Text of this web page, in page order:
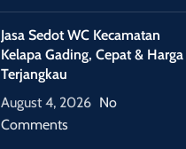
Jasa Sedot WC Kecamatan
Kelapa Gading, Cepat & Harga
Terjangkau
August 4, 2026 No
Comments